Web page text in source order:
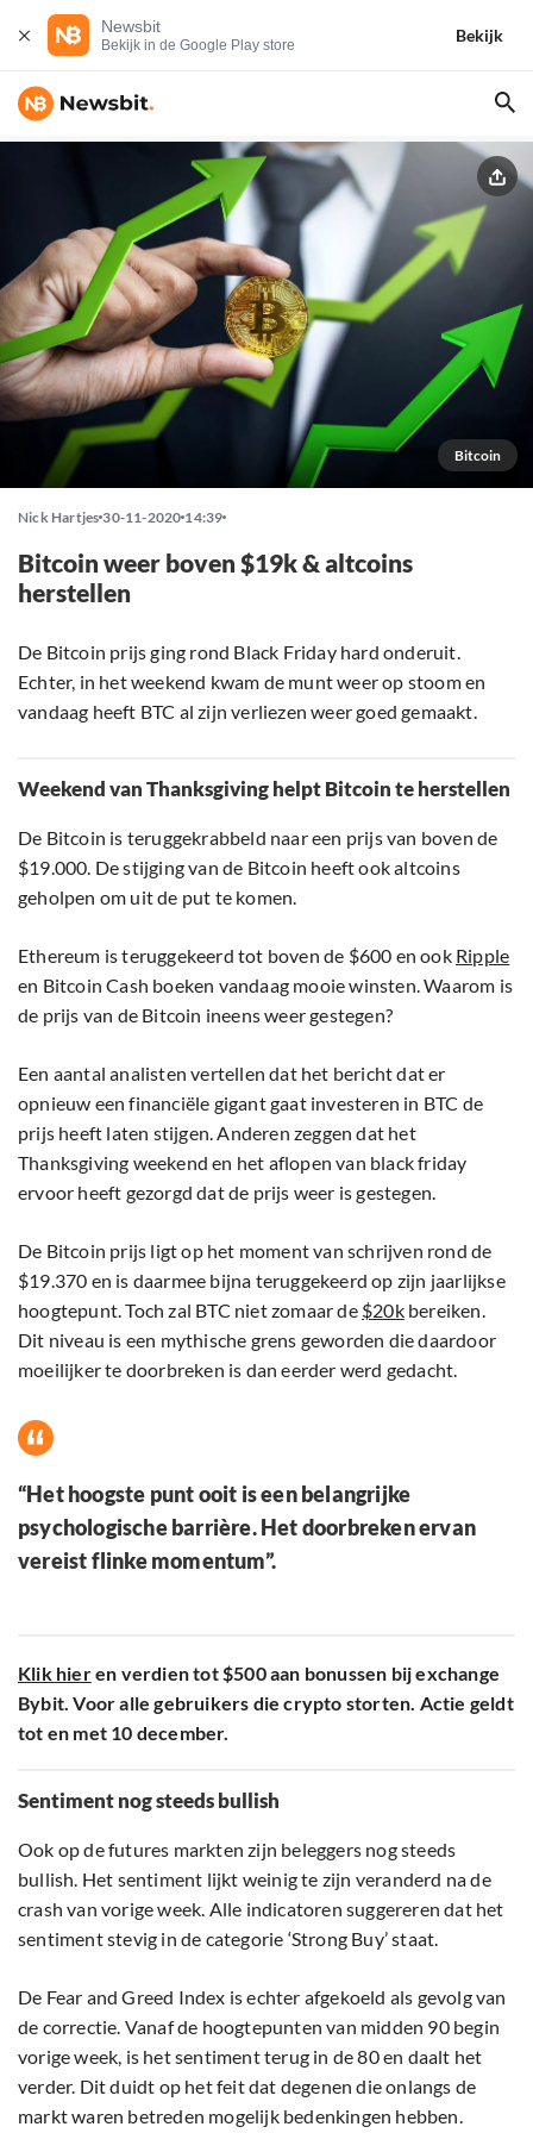
Newsbit
Bekijk in de Google Play store
Bekijk
Bitcoin
Nick Hartjes 30-11-2020 14:39
Bitcoin weer boven $19k & altcoins
herstellen
De Bitcoin prijs ging rond Black Friday hard onderuit.
Echter, in het weekend kwam de munt weer op stoom en
vandaag heeft BTC al zijn verliezen weer goed gemaakt.
Weekend van Thanksgiving helpt Bitcoin te herstellen
De Bitcoin is teruggekrabbeld naar een prijs van boven de
$19.000. De stijging van de Bitcoin heeft ook altcoins
geholpen om uit de put te komen.
Ethereum is teruggekeerd tot boven de $600 en ook Ripple
en Bitcoin Cash boeken vandaag mooie winsten. Waarom is
de prijs van de Bitcoin ineens weer gestegen?
Een aantal analisten vertellen dat het bericht dat er
opnieuw een financiële gigant gaat investeren in BTC de
prijs heeft laten stijgen. Anderen zeggen dat het
Thanksgiving weekend en het aflopen van black friday
ervoor heeft gezorgd dat de prijs weer is gestegen.
De Bitcoin prijs ligt op het moment van schrijven rond de
$19.370 en is daarmee bijna teruggekeerd op zijn jaarlijkse
hoogtepunt. Toch zal BTC niet zomaar de $20kbereiken.
Dit niveau is een mythische grens geworden die daardoor
moeilijker te doorbreken is dan eerder werd gedacht.
“Het hoogste punt ooit is een belangrijke
psychologische barrière. Het doorbreken ervan
vereist flinke momentum”.
Klik hieren verdien tot $500 aan bonussen bij exchange
Bybit. Voor alle gebruikers die crypto storten. Actie geldt
tot en met 10 december.
Sentiment nog steeds bullish
Ook op de futures markten zijn beleggers nog steeds
bullish. Het sentiment lijkt weinig te zijn veranderd na de
crash van vorige week. Alle indicatoren suggereren dat het
sentiment stevig in de categorie ‘Strong Buy’ staat.
De Fear and Greed Index is echter afgekoeld als gevolg van
de correctie. Vanaf de hoogtepunten van midden 90 begin
vorige week, is het sentiment terug in de 80 en daalt het
verder. Dit duidt op het feit dat degenen die onlangs de
markt waren betreden mogelijk bedenkingen hebben.